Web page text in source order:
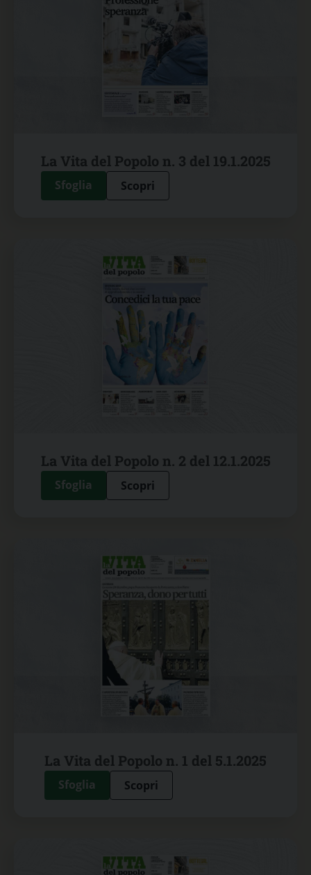
La Vita del Popolo n. 3 del 19.1.2025
Sfoglia Scopri
La Vita del Popolo n. 2 del 12.1.2025
Sfoglia Scopri
La Vita del Popolo n. 1 del 5.1.2025
Sfoglia Scopri